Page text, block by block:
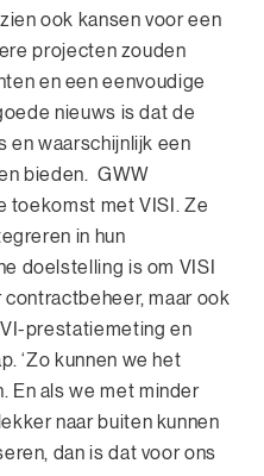
ook kansen voor een
projecten zouden
en een eenvoudige
nieuws is dat de
en waarschijnlijk een
bieden. GWW
toekomst met VISI. Ze
in hun
doelstelling is om VISI
maar ook
prestatiemeting en
‘Zo kunnen we het
En als we met minder
naar buiten kunnen
dan is dat voor ons